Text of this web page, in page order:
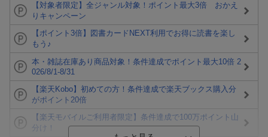
【対象者限定】全ジャンル対象！ポイント最大3倍 おかえ
りキャンペーン
【ポイント3倍】図書カードNEXT利用でお得に読書を楽し
もう♪
本・雑誌在庫あり商品対象！条件達成でポイント最大10倍 2
026/8/1-8/31
【楽天Kobo】初めての方！条件達成で楽天ブックス購入分
がポイント20倍
【楽天モバイルご利用者限定】条件達成で100万ポイント山
分け！